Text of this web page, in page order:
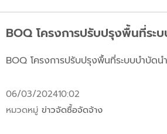
BOQ โครงการปรับปรุงพื้นที่ระ
BOQ โครงการปรับปรุงพื้นที่ระบบบำบัดน
06/03/202410:02
หมวดหมู่ ข่าวจัดซื้อจัดจ้าง